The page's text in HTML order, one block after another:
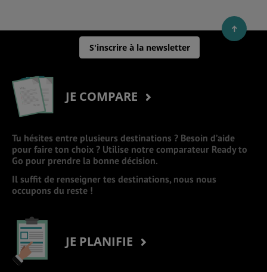
S'inscrire à la newsletter
JE COMPARE
Tu hésites entre plusieurs destinations ? Besoin d’aide
pour faire ton choix ? Utilise notre comparateur Ready to
Go pour prendre la bonne décision.
Il suffit de renseigner tes destinations, nous nous
occupons du reste !
JE PLANIFIE